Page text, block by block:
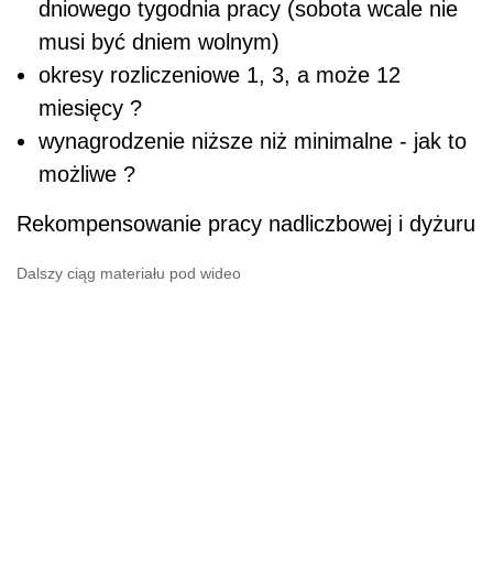
dniowego tygodnia pracy (sobota wcale nie
musi być dniem wolnym)
okresy rozliczeniowe 1, 3, a może 12
miesięcy ?
wynagrodzenie niższe niż minimalne - jak to
możliwe ?
Rekompensowanie pracy nadliczbowej i dyżuru
Dalszy ciąg materiału pod wideo